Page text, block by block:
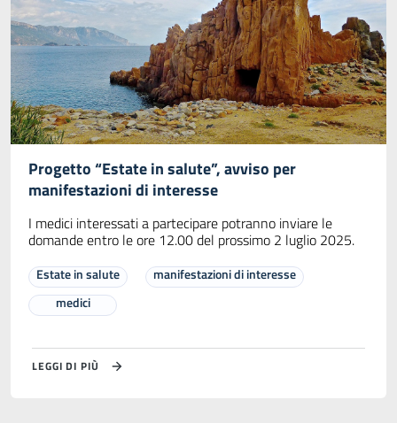
Progetto “Estate in salute”, avviso per
manifestazioni di interesse
I medici interessati a partecipare potranno inviare le
domande entro le ore 12.00 del prossimo 2 luglio 2025.
Estate in salute
manifestazioni di interesse
medici
LEGGI DI PIÙ